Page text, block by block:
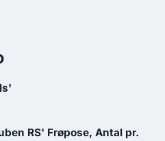
RS' Frøpose, Antal pr.